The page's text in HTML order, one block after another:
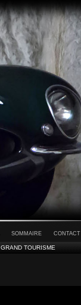
SOMMAIRE CONTACT
GRAND TOURISME